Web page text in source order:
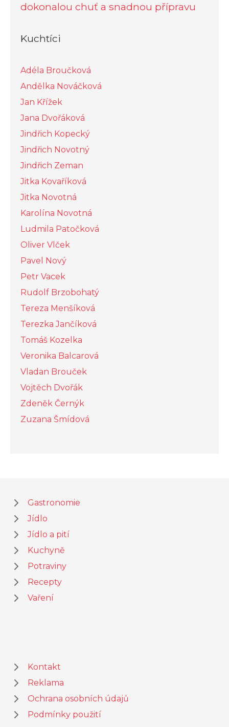
dokonalou chuť a snadnou přípravu
Kuchtíci
Adéla Broučková
Andělka Nováčková
Jan Křížek
Jana Dvořáková
Jindřich Kopecký
Jindřich Novotný
Jindřich Zeman
Jitka Kovaříková
Jitka Novotná
Karolína Novotná
Ludmila Patočková
Oliver Vlček
Pavel Nový
Petr Vacek
Rudolf Brzobohatý
Tereza Menšíková
Terezka Jančíková
Tomáš Kozelka
Veronika Balcarová
Vladan Brouček
Vojtěch Dvořák
Zdeněk Černýk
Zuzana Šmídová
Gastronomie
Jídlo
Jídlo a pití
Kuchyně
Potraviny
Recepty
Vaření
Kontakt
Reklama
Ochrana osobních údajů
Podmínky použití